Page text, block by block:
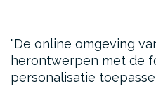
De online omgeving
herontwerpen met de
personalisatie